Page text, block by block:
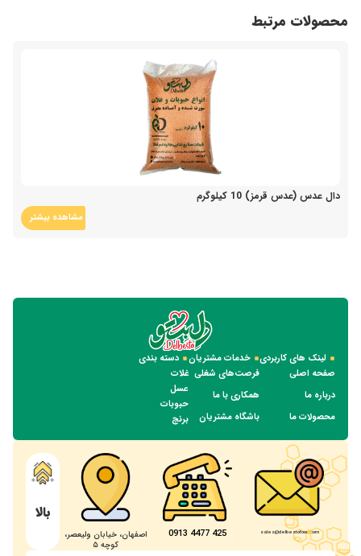
محصولات مرتبط
دال عدس (عدس قرمز) 10 کیلوگرم
مشاهده بیشتر
لینک های کاربردی
صفحه اصلی
درباره ما
محصولات ما
خدمات مشتریان
فرصت‌های شغلی
همکاری با ما
باشگاه مشتریان
دسته بندی
غلات
عسل
حبوبات
برنج
sales@delbestofood.com
425 4477 0913
اصفهان، خیابان ولیعصر،
کوچه ۵
بالا